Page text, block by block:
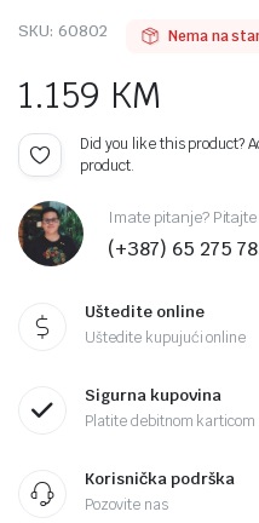
SKU: 60802 Nema na
1.159 KM
Did you like this product?
product.
Imate pitanje?
(+387) 65 275
Uštedite online
Uštedite kupujući online
Sigurna kupovina
Platite debitnom karticom
Korisnička podrška
Pozovite nas